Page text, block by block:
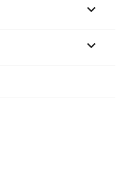

